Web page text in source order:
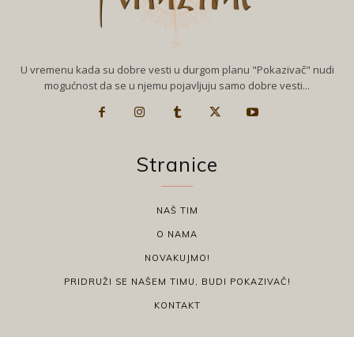
U vremenu kada su dobre vesti u durgom planu "Pokazivač" nudi
mogućnost da se u njemu pojavljuju samo dobre vesti...
Stranice
NAŠ TIM
O NAMA
NOVAKUJMO!
PRIDRUŽI SE NAŠEM TIMU, BUDI POKAZIVAČ!
KONTAKT